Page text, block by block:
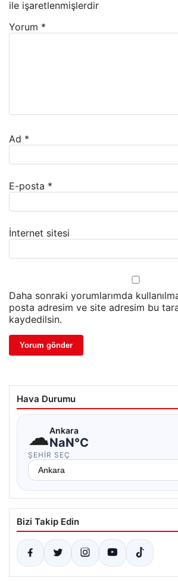
ile işaretlenmişlerdir
Yorum *
Ad *
E-posta *
İnternet sitesi
Daha sonraki yorumlarımda
posta adresim ve site adresim bu
kaydedilsin.
Hava Durumu
☁Ankara
NaN°C
ŞEHIR SEÇ
Bizi Takip Edin